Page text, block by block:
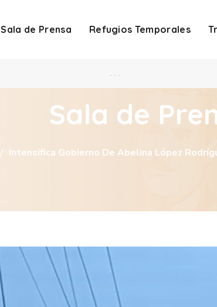
Sala de Prensa Refugios Temporales
. . .
Sala de
Intensifica Gobierno De Abelina López